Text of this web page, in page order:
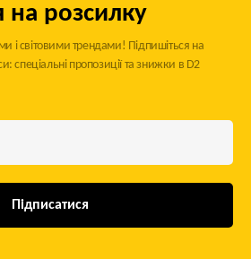
на розсилку
і світовими трендами! Підпишіться на
спеціальні пропозиції та знижки в D2
Підписатися